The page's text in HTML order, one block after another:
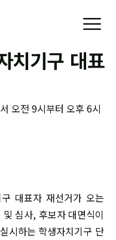
치기구 대표
오전 9시부터 오후 6시
대표자 재선거가 오는
심사, 후보자 대면식이
시하는 학생자치기구 단